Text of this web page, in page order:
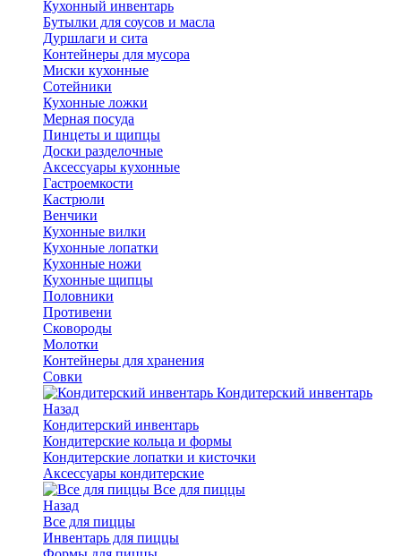
Кухонный инвентарь
Бутылки для соусов и масла
Дуршлаги и сита
Контейнеры для мусора
Миски кухонные
Сотейники
Кухонные ложки
Мерная посуда
Пинцеты и щипцы
Доски разделочные
Аксессуары кухонные
Гастроемкости
Кастрюли
Венчики
Кухонные вилки
Кухонные лопатки
Кухонные ножи
Кухонные щипцы
Половники
Противени
Сковороды
Молотки
Контейнеры для хранения
Совки
Кондитерский инвентарь
Назад
Кондитерский инвентарь
Кондитерские кольца и формы
Кондитерские лопатки и кисточки
Аксессуары кондитерские
Все для пиццы
Назад
Все для пиццы
Инвентарь для пиццы